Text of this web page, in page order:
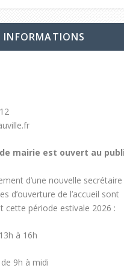
INFORMATIONS
mairie est ouvert au
d’une nouvelle secrétaire
d’ouverture de l’accueil sont
cette période estivale 2026 :
à 16h
9h à midi